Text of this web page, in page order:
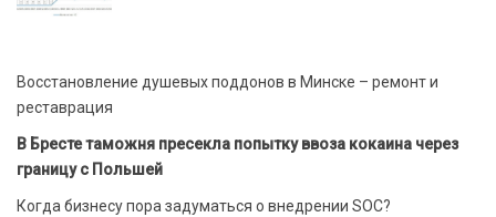
Восстановление душевых поддонов в Минске – ремонт и
реставрация
В Бресте таможня пресекла попытку ввоза кокаина через
границу с Польшей
Когда бизнесу пора задуматься о внедрении SOC?